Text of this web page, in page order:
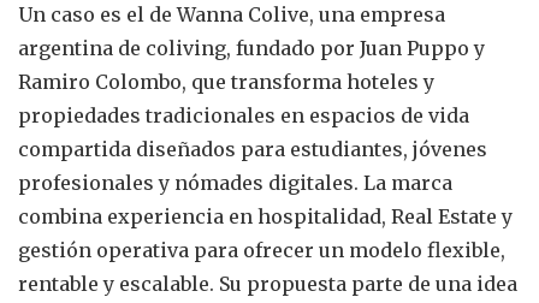
Un caso es el de Wanna Colive, una empresa
argentina de coliving, fundado por Juan Puppo y
Ramiro Colombo, que transforma hoteles y
propiedades tradicionales en espacios de vida
compartida diseñados para estudiantes, jóvenes
profesionales y nómades digitales. La marca
combina experiencia en hospitalidad, Real Estate y
gestión operativa para ofrecer un modelo flexible,
rentable y escalable. Su propuesta parte de una idea